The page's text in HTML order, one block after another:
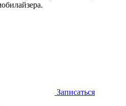
Записаться